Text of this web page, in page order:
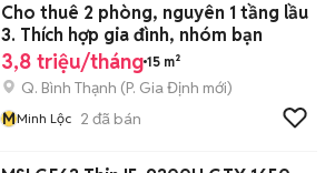
Cho thuê 2 phòng, nguyên 1 tầng lầu
3. Thích hợp gia đình, nhóm bạn
3,8 triệu/tháng 15 m²
Q. Bình Thạnh (P. Gia Định mới)
MMinh Lộc 2 đã bán